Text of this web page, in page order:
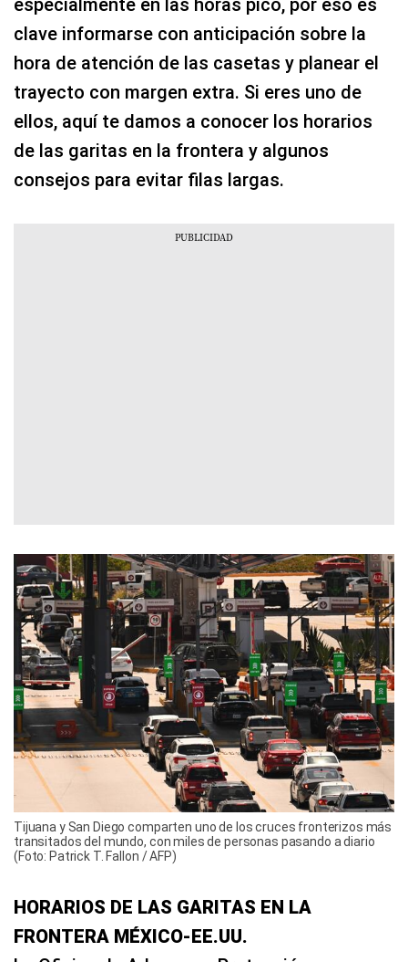
especialmente en las horas pico, por eso es
clave informarse con anticipación sobre la
hora de atención de las casetas y planear el
trayecto con margen extra. Si eres uno de
ellos, aquí te damos a conocer los horarios
de las garitas en la frontera y algunos
consejos para evitar filas largas.
Tijuana y San Diego comparten uno de los cruces fronterizos más
transitados del mundo, con miles de personas pasando a diario
(Foto: Patrick T. Fallon / AFP)
HORARIOS DE LAS GARITAS EN LA
FRONTERA MÉXICO-EE.UU.